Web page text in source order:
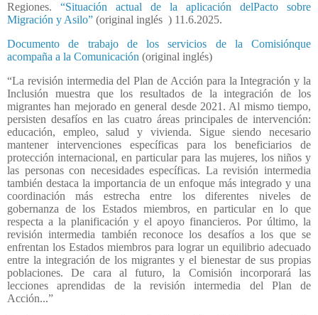
Regiones. “Situación actual de la aplicación delPacto sobre
Migración y Asilo” (original inglés ) 11.6.2025.
Documento de trabajo de los servicios de la Comisiónque
acompaña a la Comunicación (original inglés)
“La revisión intermedia del Plan de Acción para la Integración y la
Inclusión muestra que los resultados de la integración de los
migrantes han mejorado en general desde 2021. Al mismo tiempo,
persisten desafíos en las cuatro áreas principales de intervención:
educación, empleo, salud y vivienda. Sigue siendo necesario
mantener intervenciones específicas para los beneficiarios de
protección internacional, en particular para las mujeres, los niños y
las personas con necesidades específicas. La revisión intermedia
también destaca la importancia de un enfoque más integrado y una
coordinación más estrecha entre los diferentes niveles de
gobernanza de los Estados miembros, en particular en lo que
respecta a la planificación y el apoyo financieros. Por último, la
revisión intermedia también reconoce los desafíos a los que se
enfrentan los Estados miembros para lograr un equilibrio adecuado
entre la integración de los migrantes y el bienestar de sus propias
poblaciones. De cara al futuro, la Comisión incorporará las
lecciones aprendidas de la revisión intermedia del Plan de
Acción...”